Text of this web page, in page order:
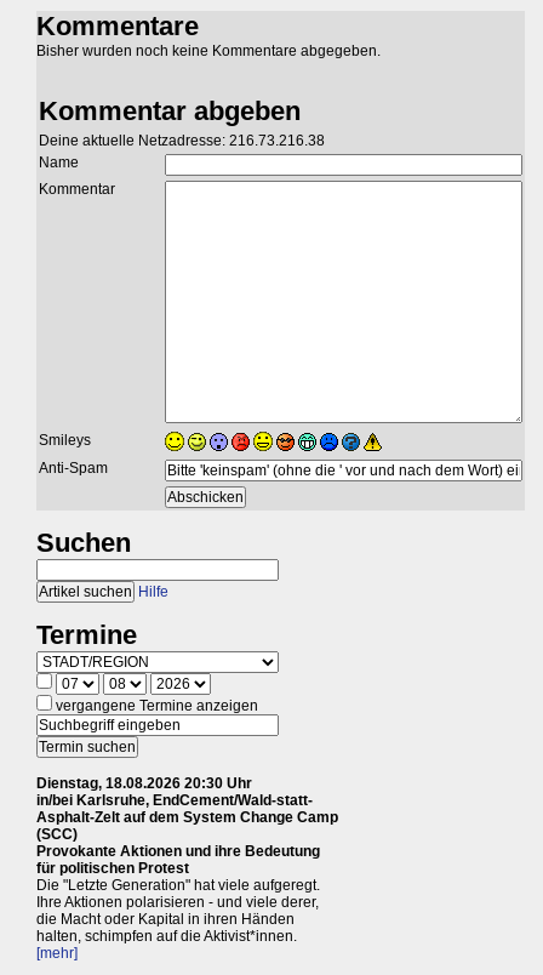
Kommentare
Bisher wurden noch keine Kommentare abgegeben.
Kommentar abgeben
Deine aktuelle Netzadresse: 216.73.216.38
Name
Kommentar
Smileys
Anti-Spam
Suchen
Hilfe
Termine
vergangene Termine anzeigen
Dienstag, 18.08.2026 20:30 Uhr
in/bei Karlsruhe, EndCement/Wald-statt-
Asphalt-Zelt auf dem System Change Camp
(SCC)
Provokante Aktionen und ihre Bedeutung
für politischen Protest
Die "Letzte Generation" hat viele aufgeregt.
Ihre Aktionen polarisieren - und viele derer,
die Macht oder Kapital in ihren Händen
halten, schimpfen auf die Aktivist*innen.
[mehr]